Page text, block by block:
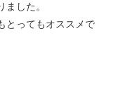
した。
とってもオススメで